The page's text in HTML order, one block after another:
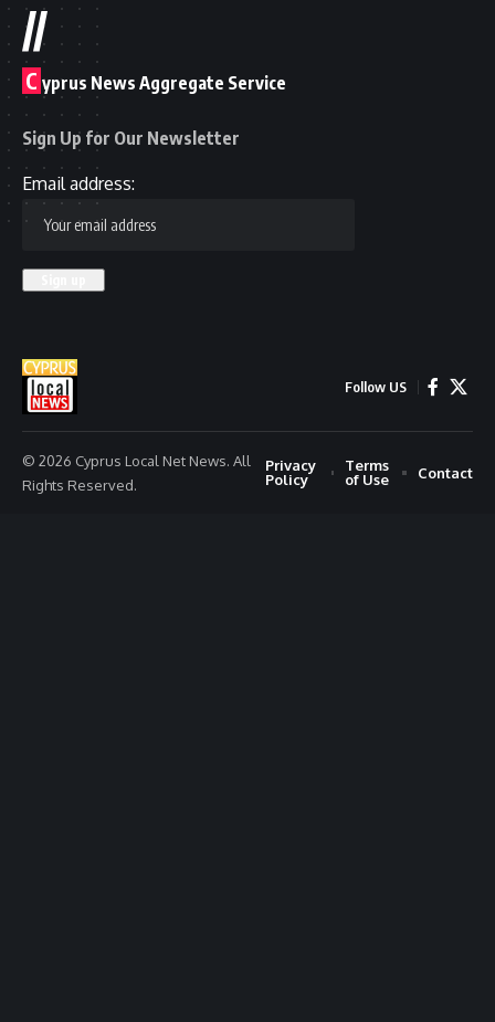
//
C yprus News Aggregate Service
Sign Up for Our Newsletter
Email address:
Follow US
© 2026 Cyprus Local Net News. All
Rights Reserved.
Privacy
Policy
Terms
of Use
Contact